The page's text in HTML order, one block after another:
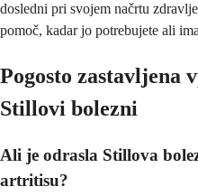
dosledni pri svojem načrtu
pomoč, kadar jo potrebujete ali
Pogosto zastavljena
Stillovi bolezni
Ali je odrasla Stillova
artritisu?